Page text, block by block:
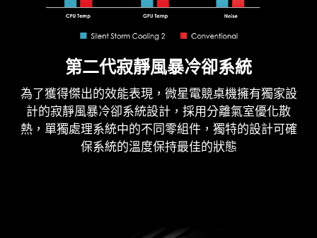
第二代寂靜風暴冷卻系統
為了獲得傑出的效能表現，微星電競桌機擁有獨家設
計的寂靜風暴冷卻系統設計，採用分離氣室優化散
熱，單獨處理系統中的不同零組件，獨特的設計可確
保系統的溫度保持最佳的狀態